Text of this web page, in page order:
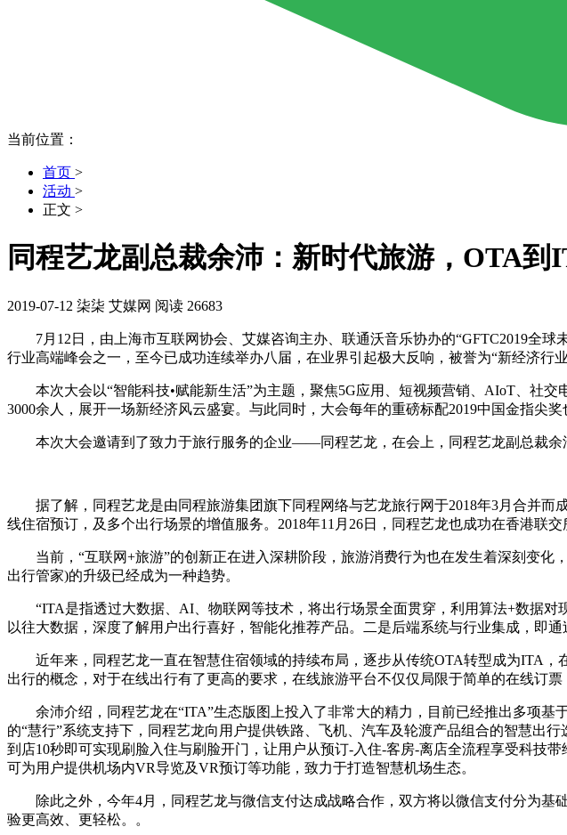
当前位置：
首页 >
活动 >
正文 >
同程艺龙副总裁余沛：新时代旅游，OTA到
2019-07-12 柒柒 艾媒网 阅读 26683
7月12日，由上海市互联网协会、艾媒咨询主办、联通沃音乐协办的“GFTC2019全球
行业高端峰会之一，至今已成功连续举办八届，在业界引起极大反响，被誉为“新经济行业
本次大会以“智能科技•赋能新生活”为主题，聚焦5G应用、短视频营销、AIoT、社交
3000余人，展开一场新经济风云盛宴。与此同时，大会每年的重磅标配2019中国金指尖奖
本次大会邀请到了致力于旅行服务的企业——同程艺龙，在会上，同程艺龙副总裁余
据了解，同程艺龙是由同程旅游集团旗下同程网络与艺龙旅行网于2018年3月合并而
线住宿预订，及多个出行场景的增值服务。2018年11月26日，同程艺龙也成功在香港联交
当前，“互联网+旅游”的创新正在进入深耕阶段，旅游消费行为也在发生着深刻变化
出行管家)的升级已经成为一种趋势。
“ITA是指透过大数据、AI、物联网等技术，将出行场景全面贯穿，利用算法+数据对
以往大数据，深度了解用户出行喜好，智能化推荐产品。二是后端系统与行业集成，即
近年来，同程艺龙一直在智慧住宿领域的持续布局，逐步从传统OTA转型成为ITA，
出行的概念，对于在线出行有了更高的要求，在线旅游平台不仅仅局限于简单的在线订
余沛介绍，同程艺龙在“ITA”生态版图上投入了非常大的精力，目前已经推出多项基
的“慧行”系统支持下，同程艺龙向用户提供铁路、飞机、汽车及轮渡产品组合的智慧出
到店10秒即可实现刷脸入住与刷脸开门，让用户从预订-入住-客房-离店全流程享受科技
可为用户提供机场内VR导览及VR预订等功能，致力于打造智慧机场生态。
除此之外，今年4月，同程艺龙与微信支付达成战略合作，双方将以微信支付分为基
验更高效、更轻松。。